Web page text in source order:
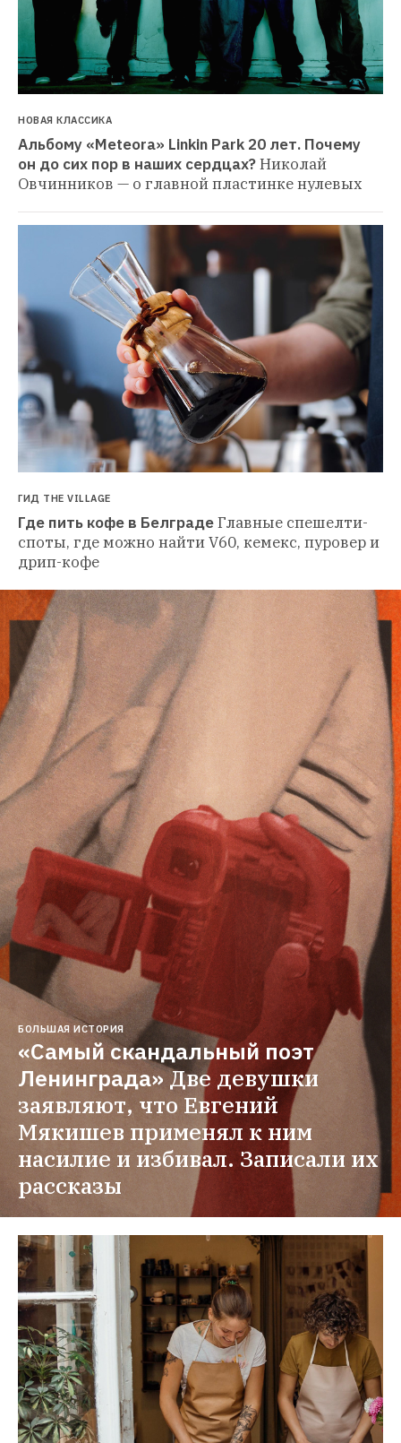
НОВАЯ КЛАССИКА
Альбому «Meteora» Linkin Park 20 лет. Почему
он до сих пор в наших сердцах?Николай
Овчинников — о главной пластинке нулевых
ГИД THE VILLAGE
Где пить кофе в БелградеГлавные спешелти-
споты, где можно найти V60, кемекс, пуровер и
дрип-кофе
БОЛЬШАЯ ИСТОРИЯ
«Самый скандальный поэт
Ленинграда»Две девушки
заявляют, что Евгений
Мякишев применял к ним
насилие и избивал. Записали их
рассказы